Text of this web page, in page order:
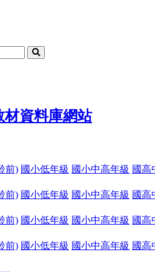
搜
前) 國小低年級 國小中高年級 國高
前) 國小低年級 國小中高年級 國高
前) 國小低年級 國小中高年級 國高
前) 國小低年級 國小中高年級 國高